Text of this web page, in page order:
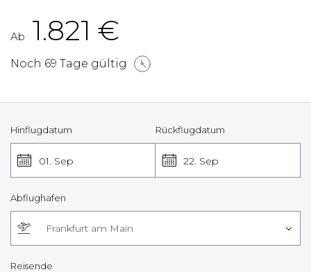
Ab 1.821 €
Noch 69 Tage gültig
Hinflugdatum
01. Sep
Rückflugdatum
22. Sep
Abflughafen
Frankfurt am Main
Reisende